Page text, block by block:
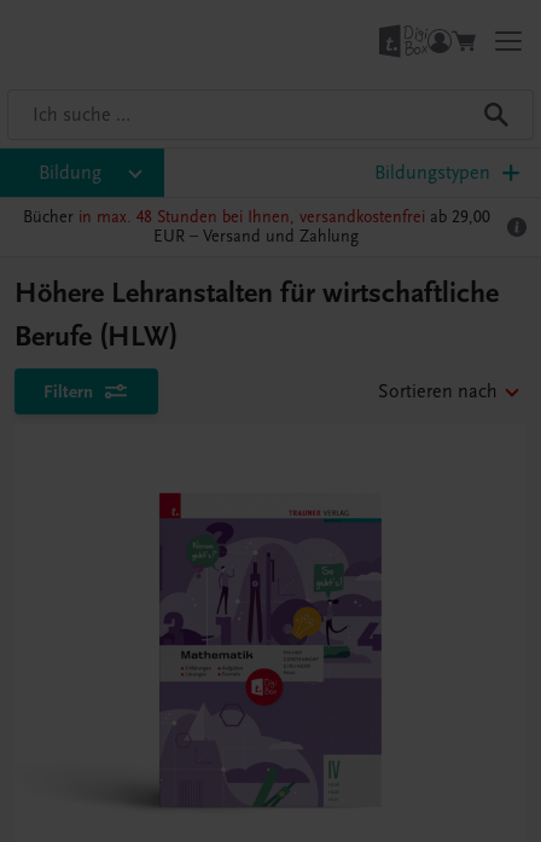
Bildung Bildungstypen
Bücher in max. 48 Stunden bei Ihnen, versandkostenfrei ab 29,00
EUR – Versand und Zahlung
Höhere Lehranstalten für wirtschaftliche
Berufe (HLW)
Filtern Sortieren nach